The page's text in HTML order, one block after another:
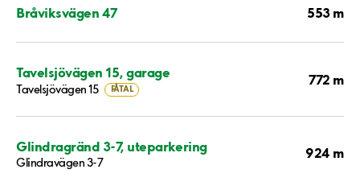
Bråviksvägen 47 553 m
Tavelsjövägen 15, garage
Tavelsjövägen 15 FÅTAL
772 m
Glindragränd 3-7, uteparkering
Glindravägen 3-7
924 m